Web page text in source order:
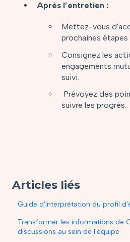
Après l’entretien :
Mettez-vous
prochaines étapes
Consignez les
engagements
suivi.
Prévoyez des
suivre les progrès.
Articles liés
Guide d'interprétation du profil
Transformer les informations de
discussions au sein de l'équipe